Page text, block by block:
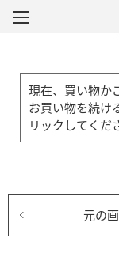
現在、買い物か
お買い物を続け
リックしてくだ
元の